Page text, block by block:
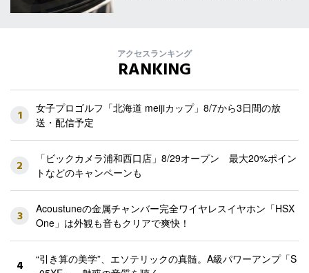
アクセスランキング
RANKING
1
女子プロゴルフ「北海道 meijiカップ」8/7から3日間の放
送・配信予定
2
「ビックカメラ浦和西口店」8/29オープン 最大20%ポイン
トなどのキャンペーンも
3
Acoustuneの金属チャンバー完全ワイヤレスイヤホン「HSX
One」は外観も音もクリアで爽快！
4
“引き算の美学”、エソテリックの真髄。A級パワーアンプ「S